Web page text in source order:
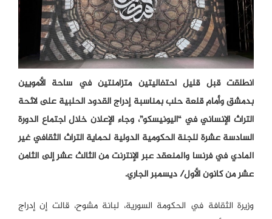
انطلقت قبل قليل احتفاليتين متزامنتين في ساحة الأمويين
بدمشق وأمام قلعة حلب بمناسبة إدراج القدود الحلبية على لائحة
التراث الإنساني في “اليونيسكو”، وجاء الإعلان خلال اجتماع الدورة
السادسة عشرة للجنة الحكومية الدولية لحماية التراث الثقافي غير
المادي في فرنسا والمنعقد عبر الإنترنت من الثالث عشر إلى الثامن
عشر من كانون الأول/ ديسمبر الجاري.
وزيرة الثقافة في الحكومة السورية، لبانة مشوح، قالت إن إدراج